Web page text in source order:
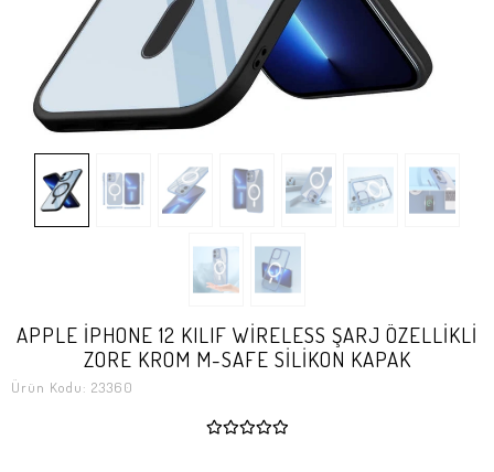
APPLE İPHONE 12 KILIF WİRELESS ŞARJ ÖZELLİKLİ
ZORE KROM M-SAFE SİLİKON KAPAK
Ürün Kodu: 23360